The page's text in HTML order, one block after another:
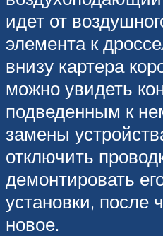
идет от
элемента к
внизу картера
можно увидеть
подведенным к
замены
отключить
демонтировать
установки, после
новое.